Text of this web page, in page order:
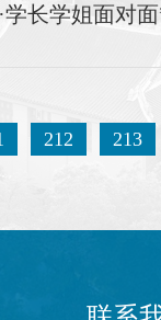
长学姐面对
212 213